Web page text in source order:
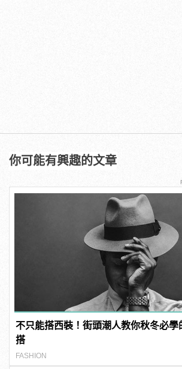
你可能有興趣的文章
不只能搭西裝！街頭潮人教你秋冬必學
搭
FASHION